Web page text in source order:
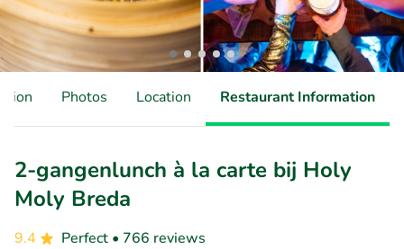
Photos Location Restaurant Information
2-gangenlunch à la carte bij Holy
Moly Breda
9.4 Perfect • 766 reviews